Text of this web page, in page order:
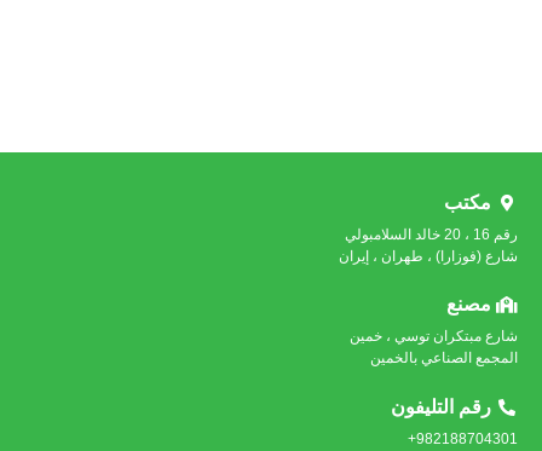
مكتب
رقم 16 ، 20 خالد السلامبولي
شارع (فوزارا) ، طهران ، إيران
مصنع
شارع مبتكران توسي ، خمين
المجمع الصناعي بالخمين
رقم التليفون
982188704301+